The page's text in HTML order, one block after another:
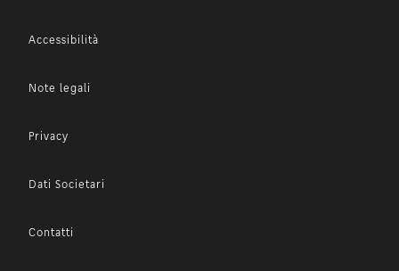
Accessibilità
Note legali
Privacy
Dati Societari
Contatti